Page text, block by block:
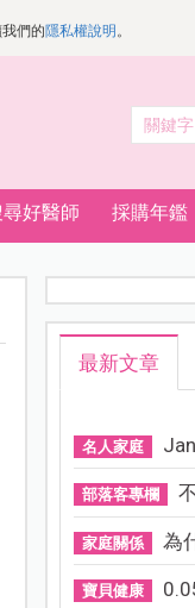
們的隱私權說明 。
好醫師 採購年鑑
最新文章
名人家庭
部落客專欄
家庭關係 為
寶貝健康